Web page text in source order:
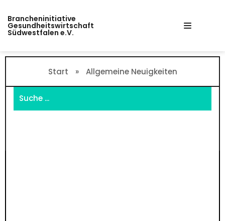
Inhalt
springen
Brancheninitiative
Gesundheitswirtschaft
Südwestfalen e.V.
Start » Allgemeine Neuigkeiten